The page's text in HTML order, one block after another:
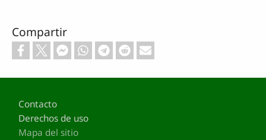
Compartir
Footer
Contacto
Derechos de uso
Mapa del sitio